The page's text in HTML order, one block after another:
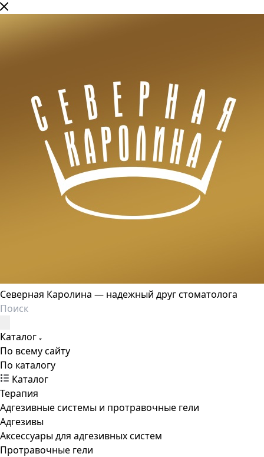
Северная Каролина — надежный друг стоматолога
Каталог
По всему сайту
По каталогу
Каталог
Терапия
Адгезивные системы и протравочные гели
Адгезивы
Аксессуары для адгезивных систем
Протравочные гели